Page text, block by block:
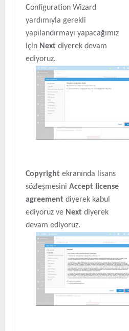
Configuration Wizard
yardımıyla gerekli
yapılandırmayı yapacağımız
için Next diyerek devam
ediyoruz.
Copyright ekranında lisans
sözleşmesini Accept license
agreement diyerek kabul
ediyoruz ve Next diyerek
devam ediyoruz.